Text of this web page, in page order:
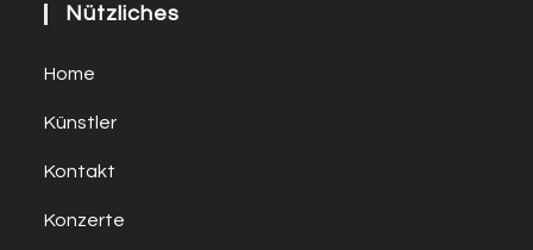
Nützliches
Home
Künstler
Kontakt
Konzerte